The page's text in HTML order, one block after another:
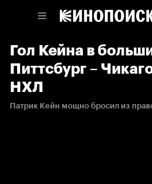
Гол Кейна в
Питтсбург –
НХЛ